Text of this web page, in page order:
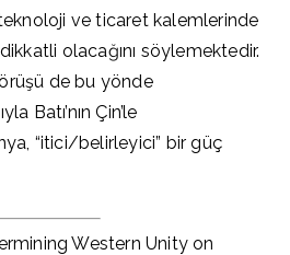
ve ticaret kalemlerinde
olacağını söylemektedir.
de bu yönde
Batı’nın Çin’le
“itici/belirleyici” bir güç
Western Unity on